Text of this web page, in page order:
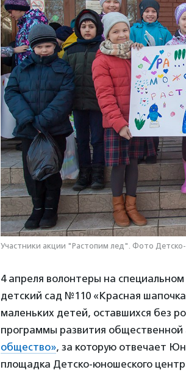
Участники акции "Растопим лед". Фото
4 апреля волонтеры на
детский сад №110 «Красная
маленьких детей, оставшихся без
программы развития
общество», за которую отвечает
площадка Детско-юношеского